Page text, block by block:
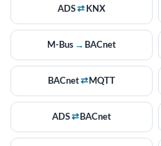
ADS⇄ KNX
M-Bus → BACnet
BACnet⇄MQTT
ADS⇄BACnet